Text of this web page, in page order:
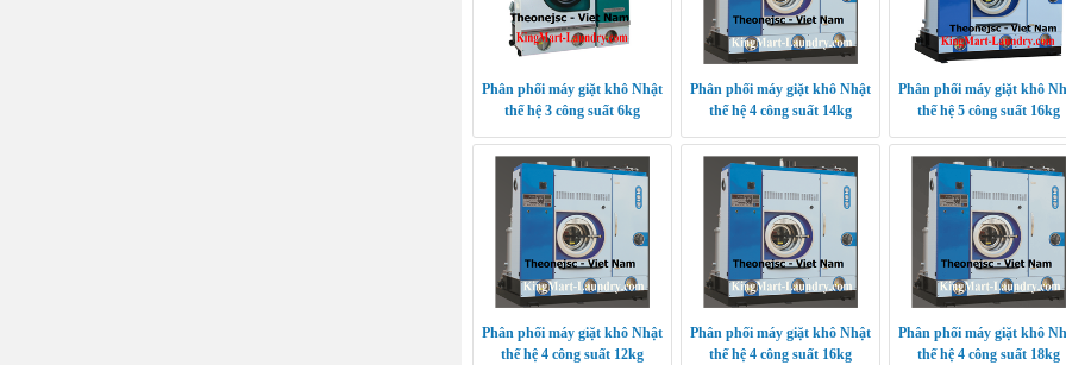
Phân phối máy giặt khô Nhật
thế hệ 3 công suất 6kg
Phân phối máy giặt khô Nhật
thế hệ 4 công suất 14kg
Phân phối máy giặt khô
thế hệ 5 công suất 16kg
Phân phối máy giặt khô Nhật
thế hệ 4 công suất 12kg
Phân phối máy giặt khô Nhật
thế hệ 4 công suất 16kg
Phân phối máy giặt khô
thế hệ 4 công suất 18kg